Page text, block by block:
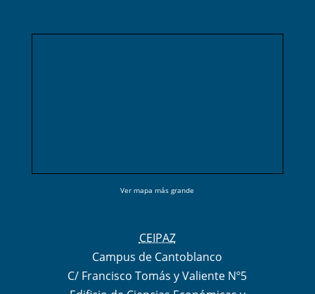
Ver mapa más grande
CEIPAZ
Campus de Cantoblanco
C/ Francisco Tomás y Valiente Nº5